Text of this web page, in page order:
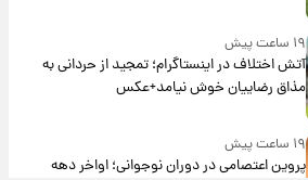
۱۹ ساعت پیش
آتش اختلاف در اینستاگرام؛ تمجید از حردانی به
مذاق رضاییان خوش نیامد+عکس
۱۹ ساعت پیش
پروین اعتصامی در دوران نوجوانی؛ اواخر دهه